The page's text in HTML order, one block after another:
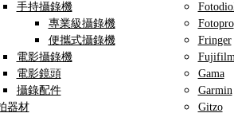
手持攝錄機
專業級攝錄機
便攜式攝錄機
電影攝錄機
電影鏡頭
攝錄配件
器材
Fotopro
Fringer
Gama
Garmin
Gitzo